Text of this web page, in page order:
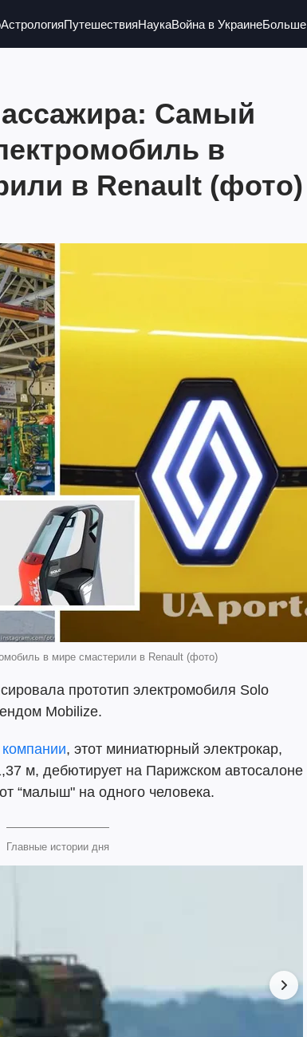
АстрологияПутешествияНаукаВойна в УкраинеБольше
Самый
в
в Renault (фото)
в мире смастерили в Renault (фото)
прототип электромобиля Solo
Mobilize.
компании, этот миниатюрный электрокар,
м, дебютирует на Парижском автосалоне
“малыш" на одного человека.
Главные истории дня